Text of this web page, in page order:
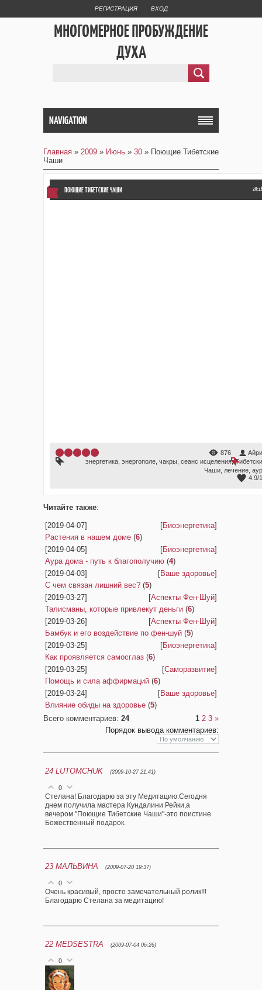
РЕГИСТРАЦИЯ ВХОД
МНОГОМЕРНОЕ ПРОБУЖДЕНИЕ
ДУХА
NAVIGATION
Главная » 2009 » Июнь » 30 » Поющие Тибетские
Чаши
ПОЮЩИЕ ТИБЕТСКИЕ ЧАШИ
876
энергетика энергополе чакры сеанс исцеления,
Чаши лечение
4.9/
Читайте также:
[2019-04-07] [Биоэнергетика]
Растения в нашем доме (6)
[2019-04-05]
[Биоэнергетика]
Аура дома - путь к благополучию (4)
[2019-04-03]
[Ваше здоровье]
С чем связан лишний вес? (5)
[2019-03-27]
[Аспекты Фен-Шуй]
Талисманы, которые привлекут деньги (6)
[2019-03-26]
[Аспекты Фен-Шуй]
Бамбук и его воздействие по фен-шуй (5)
[2019-03-25]
[Биоэнергетика]
Как проявляется самосглаз (6)
[2019-03-25]
[Саморазвитие]
Помощь и сила аффирмаций (6)
[2019-03-24]
[Ваше здоровье]
Влияние обиды на здоровье (5)
Всего комментариев: 24 1 2 3 »
Порядок вывода комментариев:
24 LUTOMCHUK (2009-10-27 21:41)
0
Стелана! Благодарю за эту Медитацию.Сегодня
днем получила мастера Кундалини Рейки,а
вечером "Поющие Тибетские Чаши"-это поистине
Божественный подарок.
23 МАЛЬВИНА (2009-07-20 19:37)
0
Очень красивый, просто замечательный ролик!!!
Благодарю Стелана за медитацию!
22 MEDSESTRA (2009-07-04 06:26)
0